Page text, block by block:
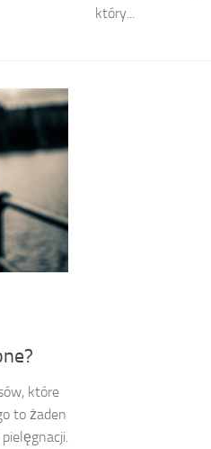
który...
które
to żaden